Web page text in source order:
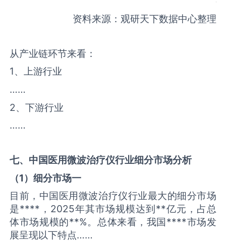
资料来源：观研天下数据中心整理
从产业链环节来看：
1、上游行业
……
2、下游行业
……
七、中国医用微波治疗仪行业细分市场分析
（1）细分市场一
目前，中国医用微波治疗仪行业最大的细分市场
是****，2025年其市场规模达到**亿元，占总
体市场规模的**%。总体来看，我国****市场发
展呈现以下特点……